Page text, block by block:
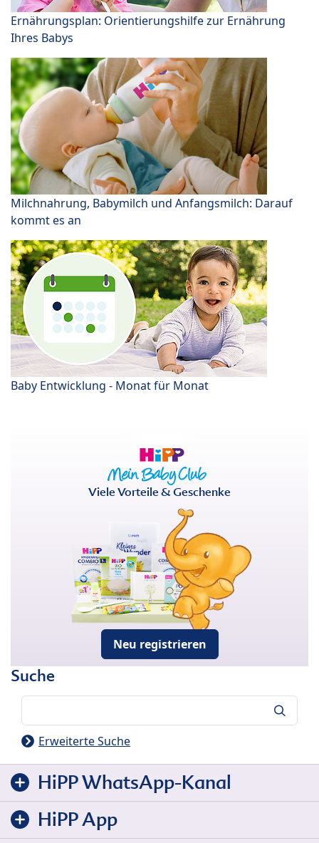
Ernährungsplan: Orientierungshilfe zur Ernährung
Ihres Babys
Milchnahrung, Babymilch und Anfangsmilch: Darauf
kommt es an
Baby Entwicklung - Monat für Monat
Viele Vorteile & Geschenke
Neu registrieren
Suche
Erweiterte Suche
HiPP WhatsApp-Kanal
HiPP App